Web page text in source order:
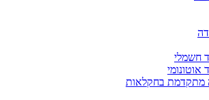
חשמלי
אוטונומי
מתקדמת בחקלאות